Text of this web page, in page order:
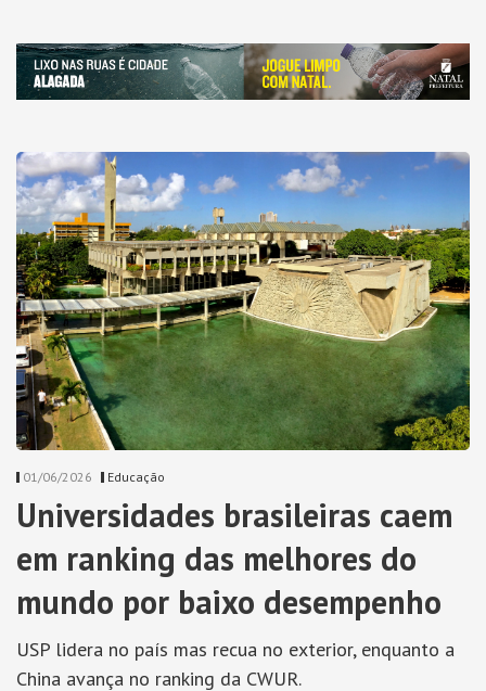
01/06/2026 Educação
Universidades brasileiras caem
em ranking das melhores do
mundo por baixo desempenho
USP lidera no país mas recua no exterior, enquanto a
China avança no ranking da CWUR.